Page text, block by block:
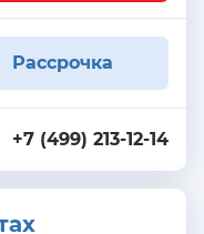
Рассрочка
+7 (499) 213-12-14